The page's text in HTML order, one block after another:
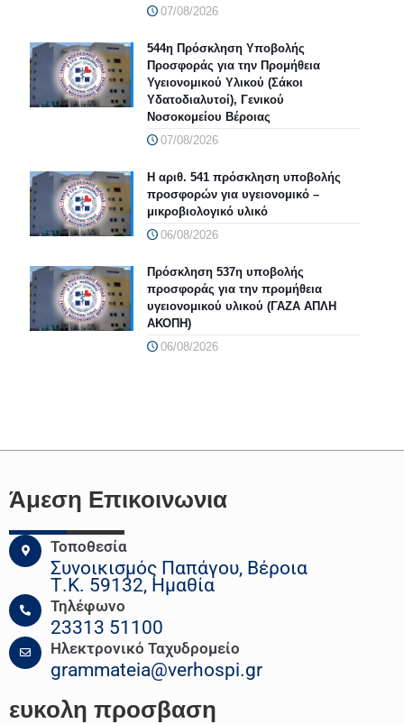
07/08/2026
544η Πρόσκληση Υποβολής
Προσφοράς για την Προμήθεια
Υγειονομικού Υλικού (Σάκοι
Υδατοδιαλυτοί), Γενικού
Νοσοκομείου Βέροιας
07/08/2026
Η αριθ. 541 πρόσκληση υποβολής
προσφορών για υγειονομικό –
μικροβιολογικό υλικό
06/08/2026
Πρόσκληση 537η υποβολής
προσφοράς για την προμήθεια
υγειονομικού υλικού (ΓΑΖΑ ΑΠΛΗ
ΑΚΟΠΗ)
06/08/2026
Άμεση Επικοινωνια
Τοποθεσία
Συνοικισμός Παπάγου, Βέροια
Τ.Κ. 59132, Ημαθία
Τηλέφωνο
23313 51100
Ηλεκτρονικό Ταχυδρομείο
grammateia@verhospi.gr
ευκολη προσβαση